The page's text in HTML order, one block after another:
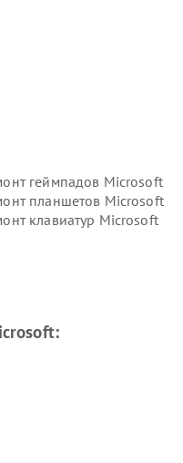
геймпадов Microsoft
планшетов Microsoft
клавиатур Microsoft